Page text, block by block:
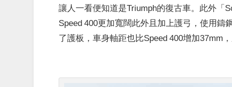
讓人一看便知道是Triumph的復古車。此外「
Speed 400更加寬闊此外且加上護弓，使用
了護板，車身軸距也比Speed 400增加37mm